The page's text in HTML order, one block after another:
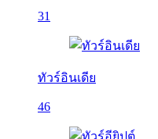
31
ทัวร์อินเดีย
46